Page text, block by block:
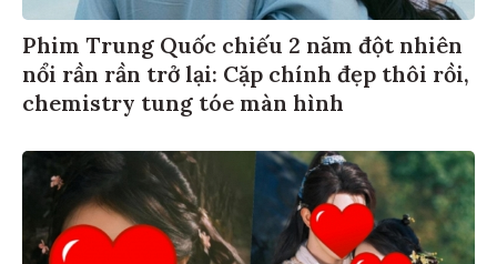
Phim Trung Quốc chiếu 2 năm đột nhiên
nổi rần rần trở lại: Cặp chính đẹp thôi rồi,
chemistry tung tóe màn hình